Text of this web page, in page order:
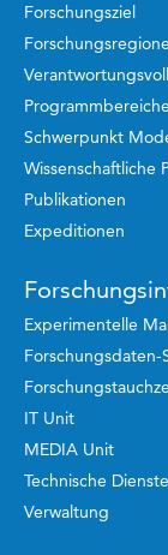
Forschungsziel
Programmbereiche
Schwerpunkt
Wissenschaftliche
Publikationen
Expeditionen
Experimentelle
Forschungsdaten-
IT Unit
MEDIA Unit
Technische Dienste
Verwaltung